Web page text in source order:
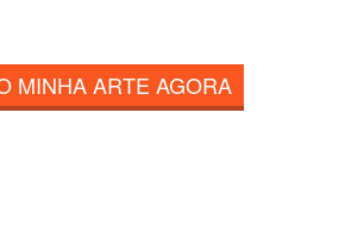
MINHA ARTE AGORA